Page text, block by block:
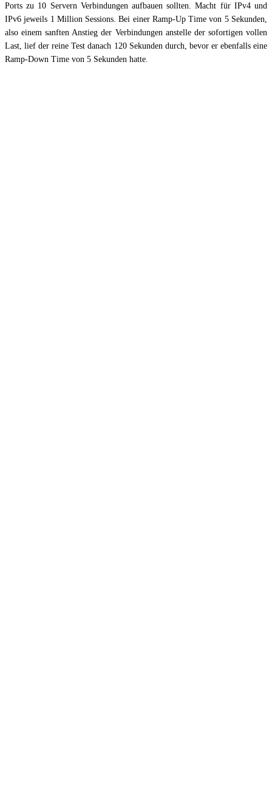
Ports zu 10 Servern Verbindungen aufbauen sollten. Macht für IPv4 und
IPv6 jeweils 1 Million Sessions. Bei einer Ramp-Up Time von 5 Sekunden,
also einem sanften Anstieg der Verbindungen anstelle der sofortigen vollen
Last, lief der reine Test danach 120 Sekunden durch, bevor er ebenfalls eine
Ramp-Down Time von 5 Sekunden hatte.